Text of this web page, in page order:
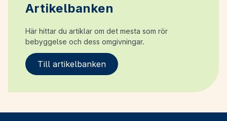
Artikelbanken
Här hittar du artiklar om det mesta som rör
bebyggelse och dess omgivningar.
Till artikelbanken